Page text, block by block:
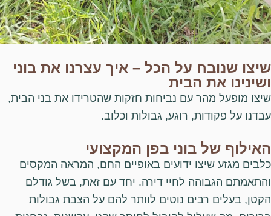
שיצו שנובח על הכל – איך עצרנו את בוני
ושינינו את הבית
שיצו מופעל מהר עם נביחות חזקות שהטרידו את בני הבית,
עבדנו על פקודות, רוגע, גבולות וכלוב.
האילוף של בוני בפן המקצועי
כלבים מגזע שיצו ידועים באופיים החם, המראה המקסים
והתאמתם הגבוהה לחיי דירה. יחד עם זאת, בשל גודלם
הקטן, בעלים רבים נוטים לוותר להם על הצבת גבולות